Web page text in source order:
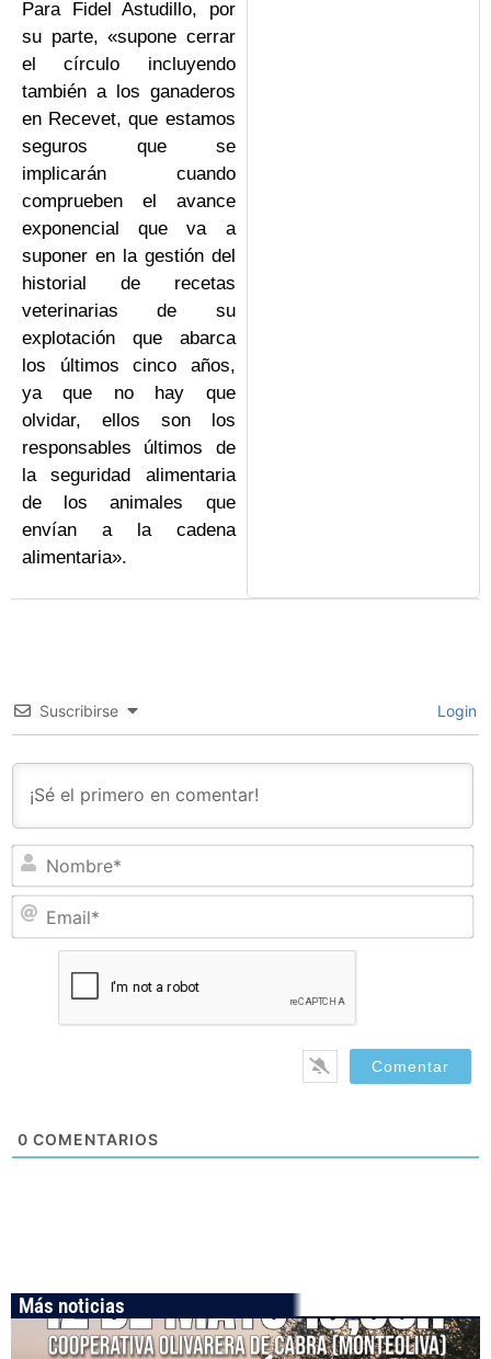
Para Fidel Astudillo, por
su parte, «supone cerrar
el círculo incluyendo
también a los ganaderos
en Recevet, que estamos
seguros que se
implicarán cuando
comprueben el avance
exponencial que va a
suponer en la gestión del
historial de recetas
veterinarias de su
explotación que abarca
los últimos cinco años,
ya que no hay que
olvidar, ellos son los
responsables últimos de
la seguridad alimentaria
de los animales que
envían a la cadena
alimentaria».
Suscribirse Login
0 COMENTARIOS
Más noticias